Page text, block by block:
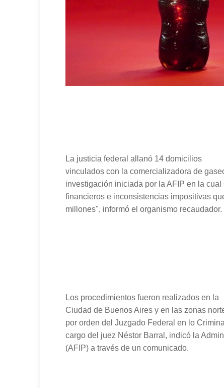
La justicia federal allanó 14 domicilios
vinculados con la comercializadora de
investigación iniciada por la AFIP en la
financieros e inconsistencias impositivas
millones", informó el organismo recaudador.
Los procedimientos fueron realizados en la
Ciudad de Buenos Aires y en las zonas
por orden del Juzgado Federal en lo
cargo del juez Néstor Barral, indicó la
(AFIP) a través de un comunicado.